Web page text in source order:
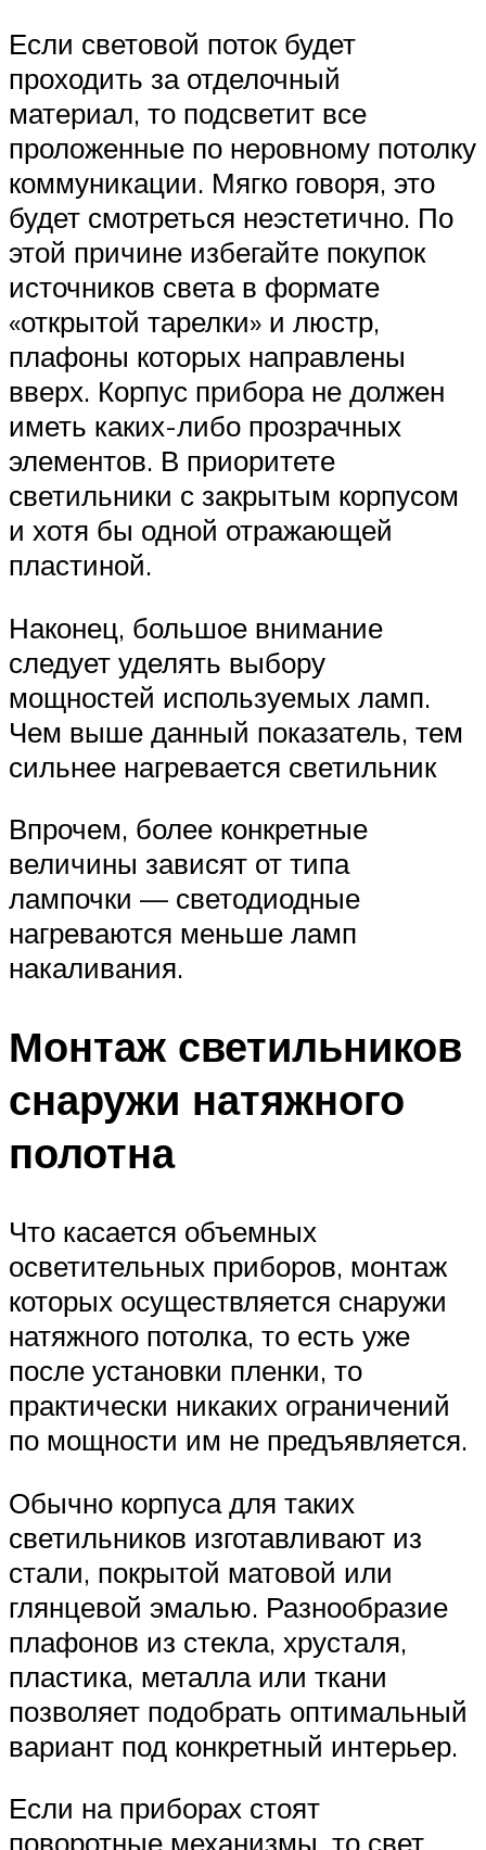
Если световой поток будет
проходить за отделочный
материал, то подсветит все
проложенные по неровному потолку
коммуникации. Мягко говоря, это
будет смотреться неэстетично. По
этой причине избегайте покупок
источников света в формате
«открытой тарелки» и люстр,
плафоны которых направлены
вверх. Корпус прибора не должен
иметь каких-либо прозрачных
элементов. В приоритете
светильники с закрытым корпусом
и хотя бы одной отражающей
пластиной.
Наконец, большое внимание
следует уделять выбору
мощностей используемых ламп.
Чем выше данный показатель, тем
сильнее нагревается светильник
Впрочем, более конкретные
величины зависят от типа
лампочки — светодиодные
нагреваются меньше ламп
накаливания.
Монтаж светильников
снаружи натяжного
полотна
Что касается объемных
осветительных приборов, монтаж
которых осуществляется снаружи
натяжного потолка, то есть уже
после установки пленки, то
практически никаких ограничений
по мощности им не предъявляется.
Обычно корпуса для таких
светильников изготавливают из
стали, покрытой матовой или
глянцевой эмалью. Разнообразие
плафонов из стекла, хрусталя,
пластика, металла или ткани
позволяет подобрать оптимальный
вариант под конкретный интерьер.
Если на приборах стоят
поворотные механизмы, то свет